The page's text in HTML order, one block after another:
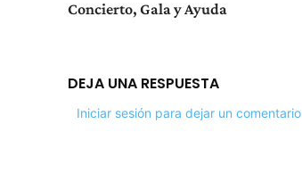
Concierto, Gala y Ayuda
DEJA UNA RESPUESTA
Iniciar sesión para dejar un comentario